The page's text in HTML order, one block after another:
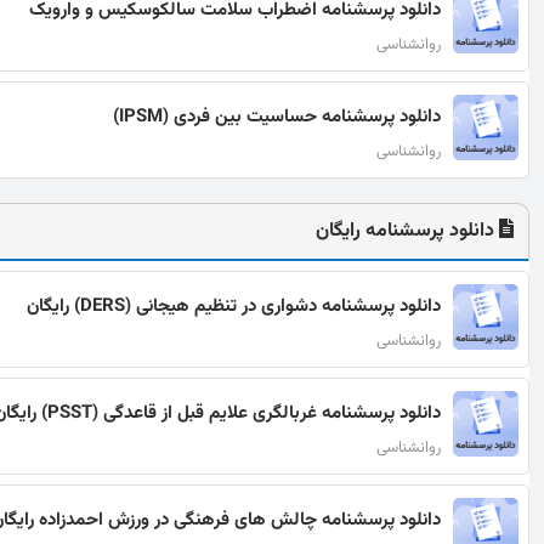
دانلود پرسشنامه اضطراب سلامت سالکوسکیس و وارویک
روانشناسی
دانلود پرسشنامه حساسیت بین فردی (IPSM)
روانشناسی
دانلود پرسشنامه رایگان
دانلود پرسشنامه دشواری در تنظیم هیجانی (DERS) رایگان
روانشناسی
دانلود پرسشنامه غربالگری علایم قبل از قاعدگی (PSST) رایگان
روانشناسی
دانلود پرسشنامه چالش های فرهنگی در ورزش احمدزاده